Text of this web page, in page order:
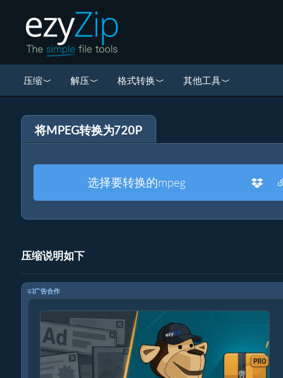
压缩 解压 格式转换 其他工具
将MPEG转换为720P
选择要转换的mpeg
压缩说明如下
广告合作